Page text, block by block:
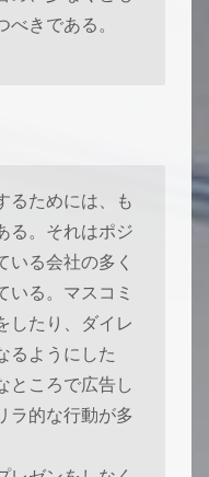
きである。
るためには、も
る。それはポジ
いる会社の多く
いる。マスコミ
したり、ダイレ
るようにした
ところで広告し
ラ的な行動が多